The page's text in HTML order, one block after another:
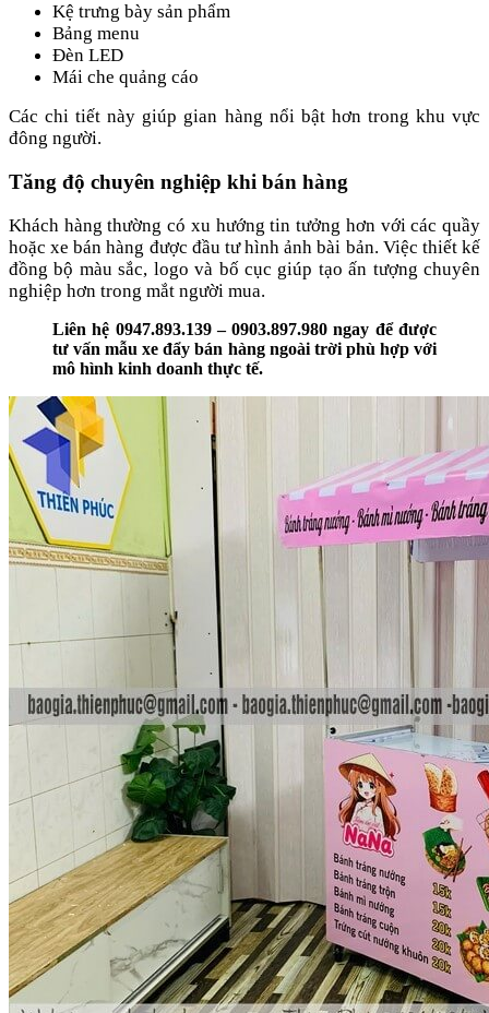
Kệ trưng bày sản phẩm
Bảng menu
Đèn LED
Mái che quảng cáo
Các chi tiết này giúp gian hàng nổi bật hơn trong khu vực
đông người.
Tăng độ chuyên nghiệp khi bán hàng
Khách hàng thường có xu hướng tin tưởng hơn với các quầy
hoặc xe bán hàng được đầu tư hình ảnh bài bản. Việc thiết kế
đồng bộ màu sắc, logo và bố cục giúp tạo ấn tượng chuyên
nghiệp hơn trong mắt người mua.
Liên hệ 0947.893.139 – 0903.897.980 ngay để được
tư vấn mẫu xe đẩy bán hàng ngoài trời phù hợp với
mô hình kinh doanh thực tế.